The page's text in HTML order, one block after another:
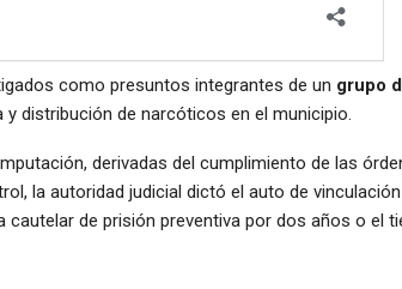
como presuntos integrantes de un grupo
distribución de narcóticos en el municipio.
derivadas del cumplimiento de las
la autoridad judicial dictó el auto de
de prisión preventiva por dos años o el